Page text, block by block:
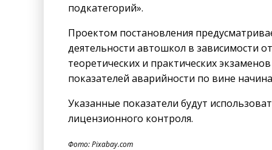
подкатегорий».
Проектом постановления
деятельности автошкол в зависимости
теоретических и практических
показателей аварийности по вине
Указанные показатели будут
лицензионного контроля.
Фото: Pixabay.com